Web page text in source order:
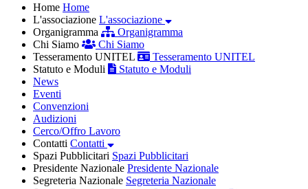
Home Home
L'associazione L'associazione
Organigramma
Organigramma
Chi Siamo
Chi Siamo
Tesseramento UNITEL
Tesseramento UNITEL
Statuto e Moduli
Statuto e Moduli
News
Eventi
Convenzioni
Audizioni
Cerco/Offro Lavoro
Contatti Contatti
Spazi Pubblicitari Spazi Pubblicitari
Presidente Nazionale Presidente Nazionale
Segreteria Nazionale Segreteria Nazionale